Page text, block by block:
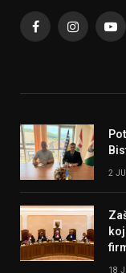
FacebookInstagram
2
18